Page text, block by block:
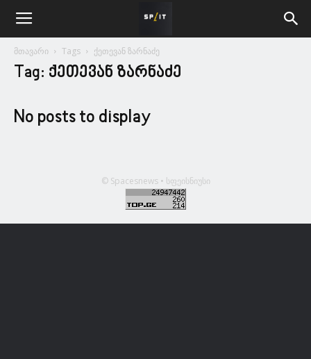
მთავარი Tags ქეთევან ზარნაძე
Tag: ქეთევან ზარნაძე
No posts to display
© Spacesnews • სფეისნიუსი